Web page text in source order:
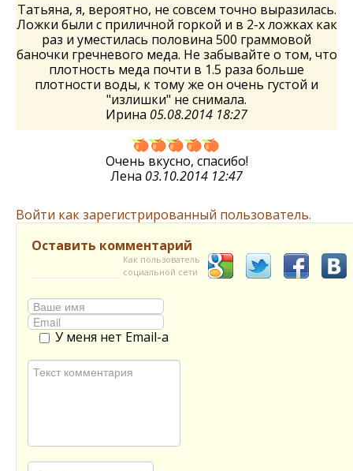
Татьяна, я, вероятно, не совсем точно выразилась.
Ложки были с приличной горкой и в 2-х ложках как
раз и уместилась половина 500 граммовой
баночки гречневого меда. Не забывайте о том, что
плотность меда почти в 1.5 раза больше
плотности воды, к тому же он очень густой и
"излишки" не снимала.
Ирина 05.08.2014 18:27
Очень вкусно, спасибо!
Лена 03.10.2014 12:47
Войти как зарегистрированный пользователь.
Оставить комментарий
Как пользователь
социальной сети
У меня нет Email-а